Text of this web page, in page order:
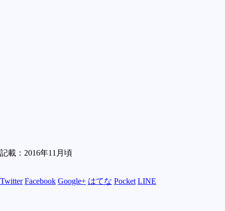
記載：2016年11月頃
Twitter Facebook Google+ はてな Pocket LINE